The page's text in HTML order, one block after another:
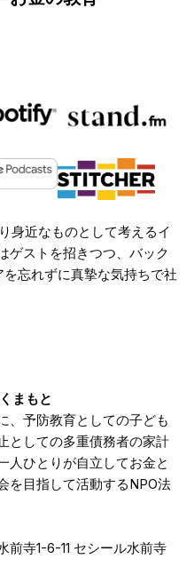
身近なものとして考えるイ
ゲストを招きつつ、バック
忘れずに真摯な気持ちで社
まもと
、予防教育としての子ども
としての多重債務者の家計
人ひとりが自立してお金と
を目指して活動するNPO法
寺1-6-11 セシール水前寺